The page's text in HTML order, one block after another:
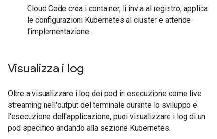
Cloud Code crea i container, li invia al registro, applica
le configurazioni Kubernetes al cluster e attende
l'implementazione.
Visualizza i log
Oltre a visualizzare i log dei pod in esecuzione come live
streaming nell'output del terminale durante lo sviluppo e
l'esecuzione dell'applicazione, puoi visualizzare i log di un
pod specifico andando alla sezione Kubernetes.